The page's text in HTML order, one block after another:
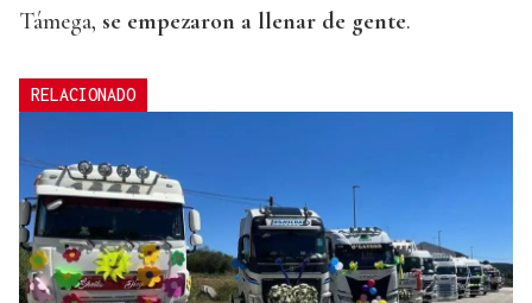
Támega, se empezaron a llenar de gente.
RELACIONADO